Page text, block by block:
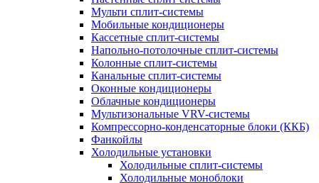
Мульти сплит-системы
Мобильные кондиционеры
Кассетные сплит-системы
Напольно-потолочные сплит-системы
Колонные сплит-системы
Канальные сплит-системы
Оконные кондиционеры
Облачные кондиционеры
Мультизональные VRV-системы
Компрессорно-конденсаторные блоки (ККБ)
Фанкойлы
Холодильные установки
Холодильные сплит-системы
Холодильные моноблоки